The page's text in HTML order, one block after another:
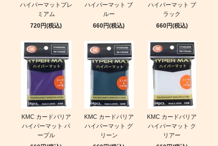
ハイパーマットプレ
ミアム
720円(税込)
ハイパーマット ブ
ルー
660円(税込)
ハイパーマット ブ
ラック
660円(税込)
KMC カードバリア
ハイパーマット パ
ープル
KMC カードバリア
ハイパーマット グ
リーン
KMC カードバリア
ハイパーマット ク
リアー